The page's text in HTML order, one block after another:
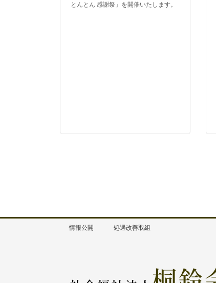
とんとん 感謝祭」を開催いたします。
ナ
ビ
情報公開 処遇改善取組